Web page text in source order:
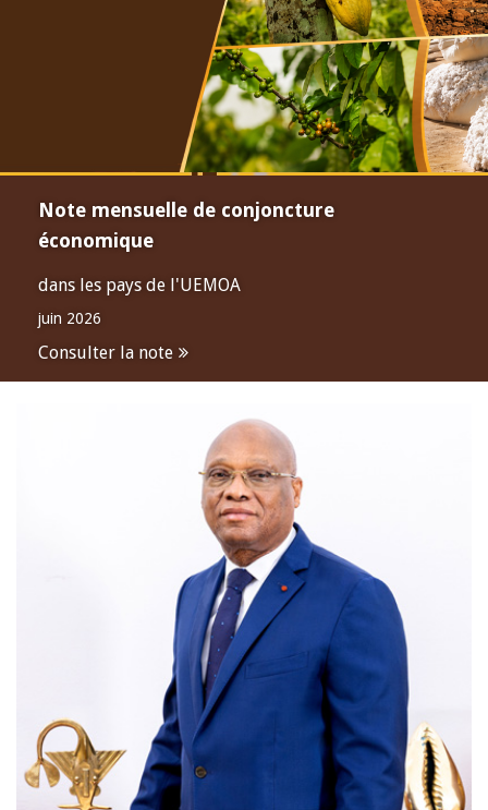
Note mensuelle de conjoncture
économique
dans les pays de l'UEMOA
juin 2026
Consulter la note